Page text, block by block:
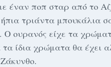
έναν ποπ σταρ από το
τριάντα μπουκάλια
Ο ουρανός είχε τα
ίδια χρώματα θα έχει